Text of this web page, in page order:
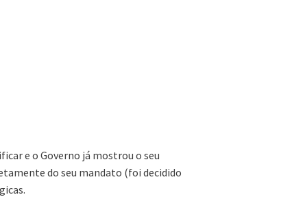
e o Governo já mostrou o seu
do seu mandato (foi decidido